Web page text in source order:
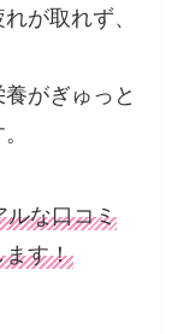
が取れず、
がぎゅっと
ルな口コミ
ます！